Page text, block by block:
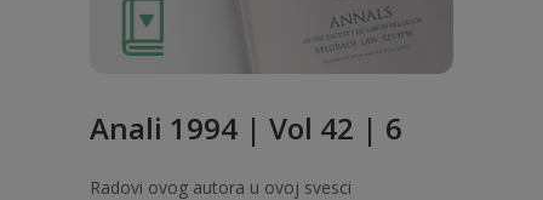
Anali 1994 | Vol 42 | 6
Radovi ovog autora u ovoj svesci